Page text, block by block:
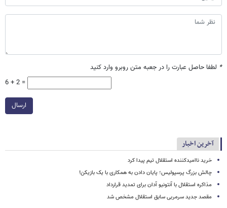
* لطفا حاصل عبارت را در جعبه متن روبرو وارد کنید
6 + 2 =
ارسال
آخرین اخبار
خرید ناامیدکننده استقلال تیم پیدا کرد
چالش بزرگ پرسپولیس؛ پایان دادن به همکاری با یک بازیکن!
مذاکره استقلال با آنتونیو آدان برای تمدید قرارداد
مقصد جدید سرمربی سابق استقلال مشخص شد